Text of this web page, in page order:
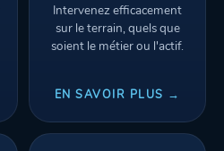
Intervenez efficacement
sur le terrain, quels que
soient le métier ou l'actif.
EN SAVOIR PLUS →